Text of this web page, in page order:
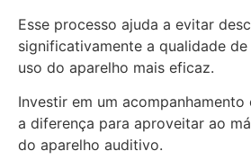
Esse processo ajuda a evitar
significativamente a qualidade
uso do aparelho mais eficaz.
Investir em um
a diferença para aproveitar ao
do aparelho auditivo.